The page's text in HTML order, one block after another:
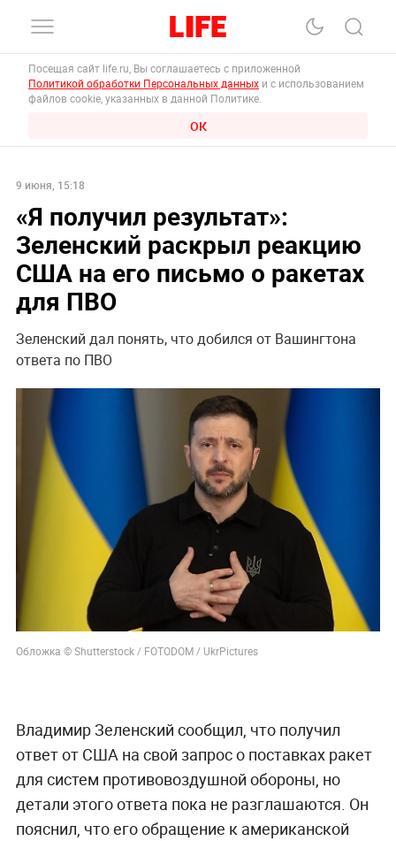
Посещая сайт life.ru, Вы соглашаетесь с приложенной
Политикой обработки Персональных данных и с использованием
файлов cookie, указанных в данной Политике.
ОК
9 июня, 15:18
«Я получил результат»:
Зеленский раскрыл реакцию
США на его письмо о ракетах
для ПВО
Зеленский дал понять, что добился от Вашингтона
ответа по ПВО
Обложка © Shutterstock / FOTODOM / UkrPictures
Владимир Зеленский сообщил, что получил
ответ от США на свой запрос о поставках ракет
для систем противовоздушной обороны, но
детали этого ответа пока не разглашаются. Он
пояснил, что его обращение к американской